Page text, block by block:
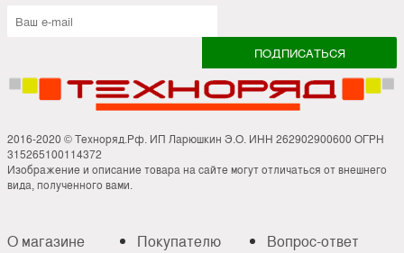
2016-2020 © Техноряд.Рф. ИП Ларюшкин Э.О. ИНН 262902900600 ОГРН
315265100114372
Изображение и описание товара на сайте могут отличаться от внешнего
вида, полученного вами.
О магазине
Покупателю
Вопрос-ответ